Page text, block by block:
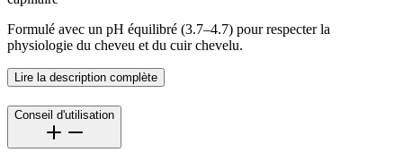
Formulé avec un pH équilibré (3.7–4.7) pour respecter la
physiologie du cheveu et du cuir chevelu.
Lire la description complète
Conseil d'utilisation